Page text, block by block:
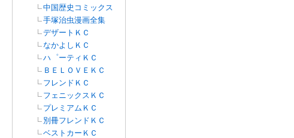
中国歴史コミックス
手塚治虫漫画全集
デザートＫＣ
なかよしＫＣ
ハ゜ーティＫＣ
ＢＥＬＯＶＥＫＣ
フレンドＫＣ
フェニックスＫＣ
プレミアムＫＣ
別冊フレンドＫＣ
ベストカーＫＣ